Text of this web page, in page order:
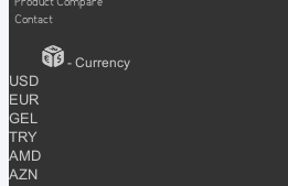
Contact
- Currency
USD
EUR
GEL
TRY
AMD
AZN